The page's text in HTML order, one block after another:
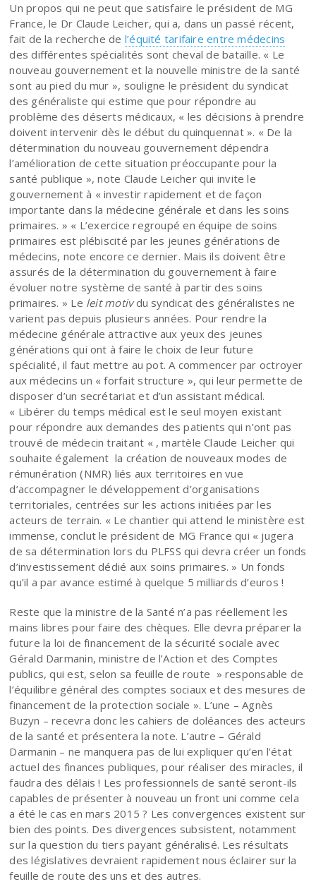
Un propos qui ne peut que satisfaire le président de MG
France, le Dr Claude Leicher, qui a, dans un passé récent,
fait de la recherche de l’équité tarifaire entre médecins
des différentes spécialités sont cheval de bataille. « Le
nouveau gouvernement et la nouvelle ministre de la santé
sont au pied du mur », souligne le président du syndicat
des généraliste qui estime que pour répondre au
problème des déserts médicaux, « les décisions à prendre
doivent intervenir dès le début du quinquennat ». « De la
détermination du nouveau gouvernement dépendra
l’amélioration de cette situation préoccupante pour la
santé publique », note Claude Leicher qui invite le
gouvernement à « investir rapidement et de façon
importante dans la médecine générale et dans les soins
primaires. » « L’exercice regroupé en équipe de soins
primaires est plébiscité par les jeunes générations de
médecins, note encore ce dernier. Mais ils doivent être
assurés de la détermination du gouvernement à faire
évoluer notre système de santé à partir des soins
primaires. » Le leit motivdu syndicat des généralistes ne
varient pas depuis plusieurs années. Pour rendre la
médecine générale attractive aux yeux des jeunes
générations qui ont à faire le choix de leur future
spécialité, il faut mettre au pot. A commencer par octroyer
aux médecins un « forfait structure », qui leur permette de
disposer d’un secrétariat et d’un assistant médical.
« Libérer du temps médical est le seul moyen existant
pour répondre aux demandes des patients qui n’ont pas
trouvé de médecin traitant « , martèle Claude Leicher qui
souhaite également la création de nouveaux modes de
rémunération (NMR) liés aux territoires en vue
d’accompagner le développement d’organisations
territoriales, centrées sur les actions initiées par les
acteurs de terrain. « Le chantier qui attend le ministère est
immense, conclut le président de MG France qui « jugera
de sa détermination lors du PLFSS qui devra créer un fonds
d’investissement dédié aux soins primaires. » Un fonds
qu’il a par avance estimé à quelque 5 milliards d’euros !
Reste que la ministre de la Santé n’a pas réellement les
mains libres pour faire des chèques. Elle devra préparer la
future la loi de financement de la sécurité sociale avec
Gérald Darmanin, ministre de l’Action et des Comptes
publics, qui est, selon sa feuille de route » responsable de
l’équilibre général des comptes sociaux et des mesures de
financement de la protection sociale ». L’une – Agnès
Buzyn – recevra donc les cahiers de doléances des acteurs
de la santé et présentera la note. L’autre – Gérald
Darmanin – ne manquera pas de lui expliquer qu’en l’état
actuel des finances publiques, pour réaliser des miracles, il
faudra des délais ! Les professionnels de santé seront-ils
capables de présenter à nouveau un front uni comme cela
a été le cas en mars 2015 ? Les convergences existent sur
bien des points. Des divergences subsistent, notamment
sur la question du tiers payant généralisé. Les résultats
des législatives devraient rapidement nous éclairer sur la
feuille de route des uns et des autres.